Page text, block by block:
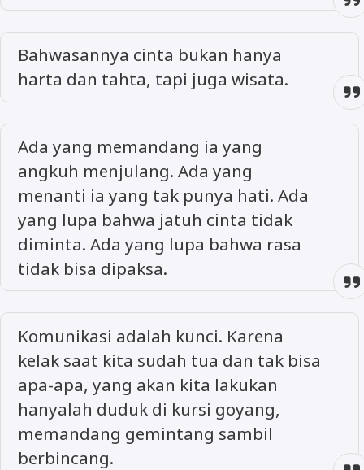
Bahwasannya cinta bukan hanya
harta dan tahta, tapi juga wisata.
Ada yang memandang ia yang
angkuh menjulang. Ada yang
menanti ia yang tak punya hati. Ada
yang lupa bahwa jatuh cinta tidak
diminta. Ada yang lupa bahwa rasa
tidak bisa dipaksa.
Komunikasi adalah kunci. Karena
kelak saat kita sudah tua dan tak bisa
apa-apa, yang akan kita lakukan
hanyalah duduk di kursi goyang,
memandang gemintang sambil
berbincang.